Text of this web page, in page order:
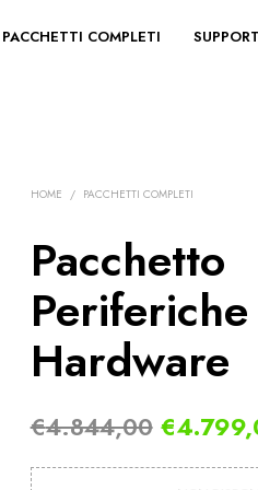
PACCHETTI COMPLETI
HOME / PACCHETTI COMPLETI
Pacchetto
Periferiche
Hardware
€4.844,00 Il
prezzo
€